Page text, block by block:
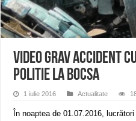
ANUNȚ OPRIRE APĂ în Reșița, cartier
ANUNȚ OPRIRE APĂ în Reșița –
VIDEO Grav accident
politie la Bocsa
1 iulie 2016 Actualitate
În noaptea de 01.07.2016,